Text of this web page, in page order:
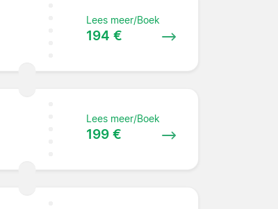
Lees meer/Boek
194 €
Lees meer/Boek
199 €